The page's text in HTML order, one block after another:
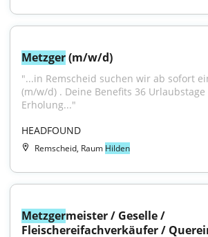
Metzger (m/w/d)
"...in Remscheid suchen wir ab sofort
(m/w/d) . Deine Benefits 36
Erholung..."
HEADFOUND
Remscheid, Raum Hilden
Metzgermeister / Geselle /
Fleischereifachverkäufer /